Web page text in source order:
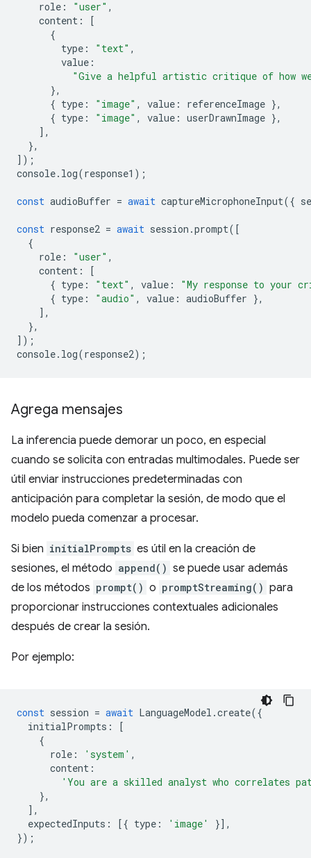
role : "user" ,
content :
[
{
type : "text" ,
value :
"Give a helpful artistic critique of how
},
{ type : "image" , value : referenceImage },
{ type : "image" , value : userDrawnImage },
],
},
]);
console. log(response1 );
const audioBuffer = await captureMicrophoneInput({
const response2 = await session .prompt([
{
role : "user" ,
content :
[
{ type : "text" , value :
"My response to your
{ type : "audio" , value : audioBuffer },
],
},
]);
console. log(response2);
Agrega mensajes
La inferencia puede demorar un poco, en especial
cuando se solicita con entradas multimodales. Puede ser
útil enviar instrucciones predeterminadas con
anticipación para completar la sesión, de modo que el
modelo pueda comenzar a procesar.
Si bien initialPrompts es útil en la creación de
sesiones, el método append() se puede usar además
de los métodos prompt() o promptStreaming() para
proporcionar instrucciones contextuales adicionales
después de crear la sesión.
Por ejemplo:
const session = await LanguageModel .create({
initialPrompts :
[
{
role : 'system' ,
content :
'You are a skilled analyst who correlates
},
],
expectedInputs : [{ type : 'image'
}],
});